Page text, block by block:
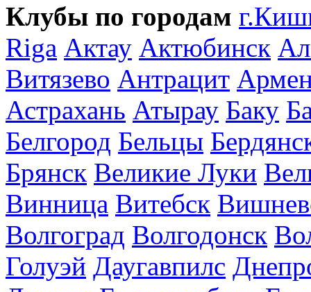
Клубы по городам
Riga Актау Актюбинск
Витязево Антрацит
Астрахань Атырау Баку
Белгород Бельцы
Брянск Великие Луки
Винница Витебск
Волгоград Волгодонск
Голуэй Даугавпилс